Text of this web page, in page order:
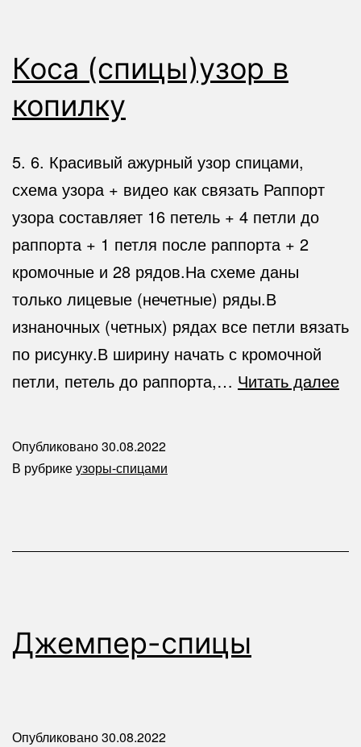
Коса (спицы)узор в
копилку
5. 6. Красивый ажурный узор спицами,
схема узора + видео как связать Раппорт
узора составляет 16 петель + 4 петли до
раппорта + 1 петля после раппорта + 2
кромочные и 28 рядов.На схеме даны
только лицевые (нечетные) ряды.В
изнаночных (четных) рядах все петли вязать
по рисунку.В ширину начать с кромочной
петли, петель до раппорта,… Читать далее
Опубликовано30.08.2022
В рубрикеузоры-спицами
Джемпер-спицы
Опубликовано30.08.2022